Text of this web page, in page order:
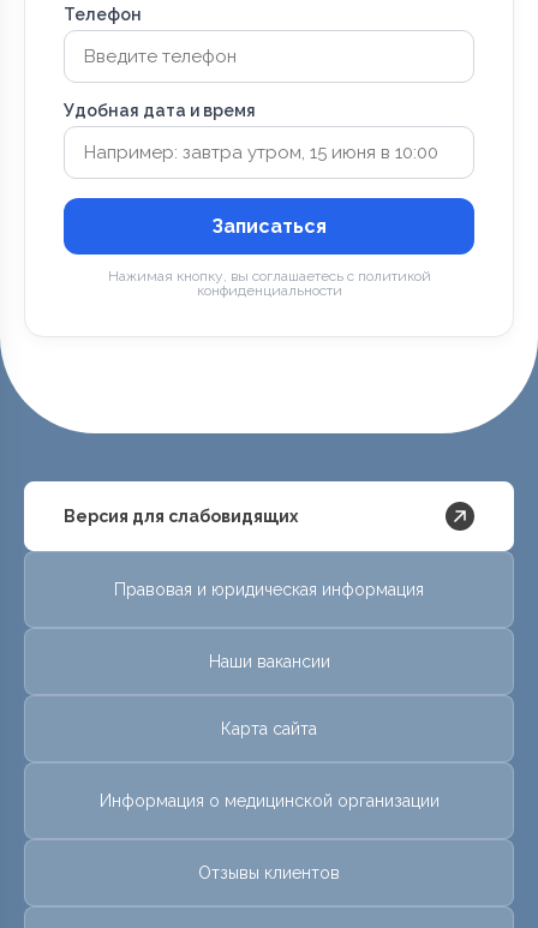
Телефон
Удобная дата и время
Записаться
Нажимая кнопку, вы соглашаетесь с политикой
конфиденциальности
Версия для слабовидящих
Правовая и юридическая информация
Наши вакансии
Карта сайта
Информация о медицинской организации
Отзывы клиентов